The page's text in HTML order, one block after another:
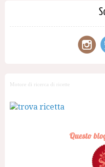
Motore di ricerca di ricette